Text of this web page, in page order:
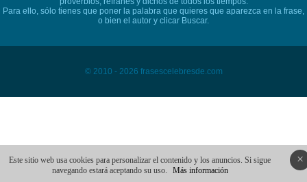
Para ello, sólo tienes que poner la palabra que quieres que aparezca en la frase,
o bien el autor y clicar Buscar.
© 2010 - 2026 frasescelebresde.com
×
Este sitio web usa cookies para personalizar el contenido y los anuncios. Si sigue
navegando estará aceptando su uso.
Más información